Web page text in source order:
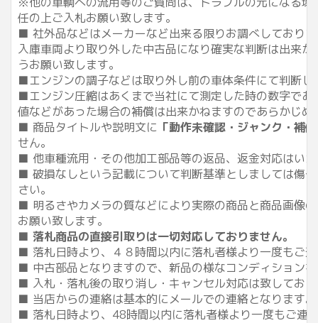
任の上ご入札お願い致します。
■ 社外品などはメーカーなど出来る限りお調べしており
入庫車両より取り外した中古品になり確実な判断は出来
うお願い致します。
■エンジンの調子などは取り外し前の車体条件にて判断
■エンジン圧縮はあくまで当社にて測定した時の数字で
値などがあった場合の補償は出来かねますのであらかじめ
■ 商品タイトルや説明文に 「動作未確認・ジャンク・
せん。
■ 他車種流用・その他加工部品等の返品、返金対応はい
■ 破損なしという記載について判断基準としましては傷
さい。
■ 明るさやカメラの質などにより実際の商品と商品画像
お願い致します。
■ 落札商品の直接引取りは一切対応しておりません。
■ 落札日時より、４８時間以内に落札者様より一度もご
■ 中古部品となりますので、新品の様なコンディション
■ 入札・落札後の取り消し・キャンセル対応は致してお
■ 当店からの連絡は基本的にメールでの連絡となります
■ 落札日時より、48時間以内に落札者様より一度もご連